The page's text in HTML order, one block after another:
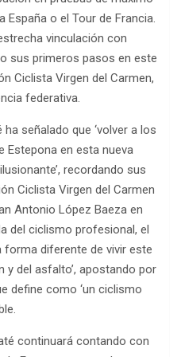
España o el Tour de Francia.
vinculación con
sus primeros pasos en este
Ciclista Virgen del Carmen,
federativa.
señalado que ‘volver a los
Estepona en esta nueva
recordando sus
Ciclista Virgen del Carmen
Antonio López Baeza en
del ciclismo profesional, el
diferente de vivir este
y del asfalto’, apostando por
define como ‘un ciclismo
continuará contando con